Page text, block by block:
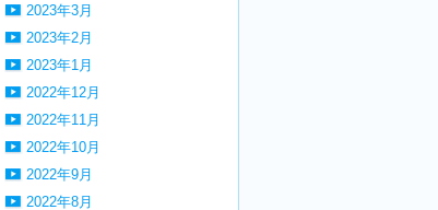
2023年3月
2023年2月
2023年1月
2022年12月
2022年11月
2022年10月
2022年9月
2022年8月